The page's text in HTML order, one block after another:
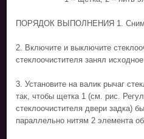
ПОРЯДОК ВЫПОЛНЕНИЯ 1.
2. Включите и выключите
стеклоочистителя занял
3. Установите на валик рычаг
так, чтобы щетка 1 (см. рис.
стеклоочистителя двери задка)
параллельно нитям 2 элемента